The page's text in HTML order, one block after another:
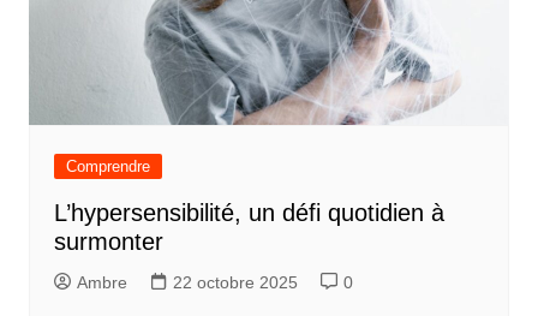
Comprendre
L’hypersensibilité, un défi quotidien à
surmonter
Ambre 22 octobre 2025 0